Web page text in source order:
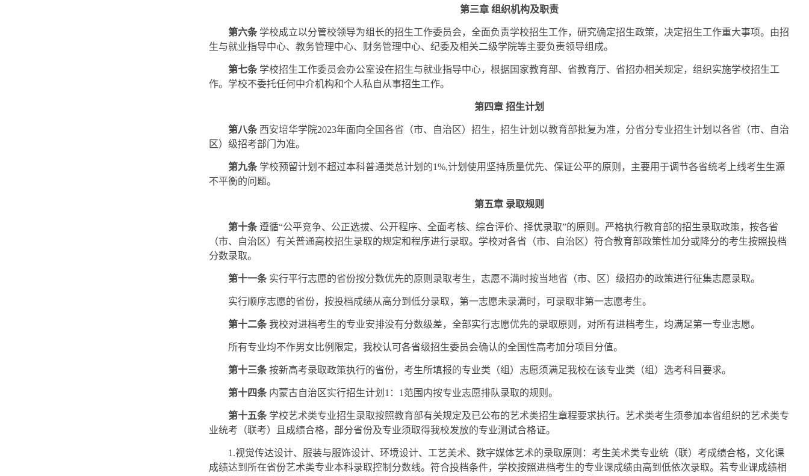
第三章 组织机构及职责
第六条 学校成立以分管校领导为组长的招生工作委员会，全面负责学校招生工作，研究确定招生政策，决定招生工作重大事项。由招
生与就业指导中心、教务管理中心、财务管理中心、纪委及相关二级学院等主要负责领导组成。
第七条 学校招生工作委员会办公室设在招生与就业指导中心，根据国家教育部、省教育厅、省招办相关规定，组织实施学校招生工
作。学校不委托任何中介机构和个人私自从事招生工作。
第四章 招生计划
第八条 西安培华学院2023年面向全国各省（市、自治区）招生，招生计划以教育部批复为准，分省分专业招生计划以各省（市、自治
区）级招考部门为准。
第九条 学校预留计划不超过本科普通类总计划的1%,计划使用坚持质量优先、保证公平的原则，主要用于调节各省统考上线考生生源
不平衡的问题。
第五章 录取规则
第十条 遵循“公平竞争、公正选拔、公开程序、全面考核、综合评价、择优录取”的原则。严格执行教育部的招生录取政策，按各省
（市、自治区）有关普通高校招生录取的规定和程序进行录取。学校对各省（市、自治区）符合教育部政策性加分或降分的考生按照投档
分数录取。
第十一条 实行平行志愿的省份按分数优先的原则录取考生，志愿不满时按当地省（市、区）级招办的政策进行征集志愿录取。
实行顺序志愿的省份，按投档成绩从高分到低分录取，第一志愿未录满时，可录取非第一志愿考生。
第十二条 我校对进档考生的专业安排没有分数级差，全部实行志愿优先的录取原则，对所有进档考生，均满足第一专业志愿。
所有专业均不作男女比例限定，我校认可各省级招生委员会确认的全国性高考加分项目分值。
第十三条 按新高考录取政策执行的省份，考生所填报的专业类（组）志愿须满足我校在该专业类（组）选考科目要求。
第十四条 内蒙古自治区实行招生计划1：1范围内按专业志愿排队录取的规则。
第十五条 学校艺术类专业招生录取按照教育部有关规定及已公布的艺术类招生章程要求执行。艺术类考生须参加本省组织的艺术类专
业统考（联考）且成绩合格，部分省份及专业须取得我校发放的专业测试合格证。
1.视觉传达设计、服装与服饰设计、环境设计、工艺美术、数字媒体艺术的录取原则：考生美术类专业统（联）考成绩合格，文化课
成绩达到所在省份艺术类专业本科录取控制分数线。符合投档条件，学校按照进档考生的专业课成绩由高到低依次录取。若专业课成绩相